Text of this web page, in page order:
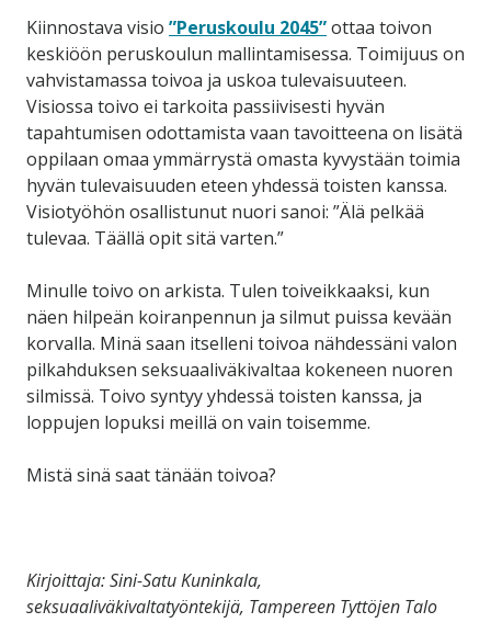
Kiinnostava visio ”Peruskoulu 2045”ottaa toivon
keskiöön peruskoulun mallintamisessa. Toimijuus on
vahvistamassa toivoa ja uskoa tulevaisuuteen.
Visiossa toivo ei tarkoita passiivisesti hyvän
tapahtumisen odottamista vaan tavoitteena on lisätä
oppilaan omaa ymmärrystä omasta kyvystään toimia
hyvän tulevaisuuden eteen yhdessä toisten kanssa.
Visiotyöhön osallistunut nuori sanoi: ”Älä pelkää
tulevaa. Täällä opit sitä varten.”
Minulle toivo on arkista. Tulen toiveikkaaksi, kun
näen hilpeän koiranpennun ja silmut puissa kevään
korvalla. Minä saan itselleni toivoa nähdessäni valon
pilkahduksen seksuaaliväkivaltaa kokeneen nuoren
silmissä. Toivo syntyy yhdessä toisten kanssa, ja
loppujen lopuksi meillä on vain toisemme.
Mistä sinä saat tänään toivoa?
Kirjoittaja: Sini-Satu Kuninkala,
seksuaaliväkivaltatyöntekijä, Tampereen Tyttöjen Talo